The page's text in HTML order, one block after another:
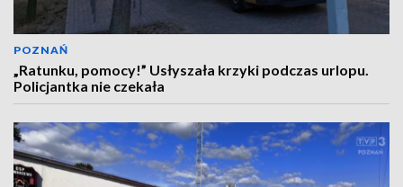
POZNAŃ
„Ratunku, pomocy!” Usłyszała krzyki podczas urlopu.
Policjantka nie czekała